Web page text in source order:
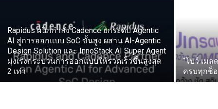
Rapidus ผนึกกำลัง Cadence ยกระดับ Agentic
AI สู่การออกแบบ SoC ขั้นสูง ผสาน AI-Agentic
Design Solution และ InnoStack AI Super Agent
มุ่งเร่งกระบวนการออกแบบให้รวดเร็วขึ้นสูงสุด
2 เท่า
“โบว์ เม
ครบทุกช็อ